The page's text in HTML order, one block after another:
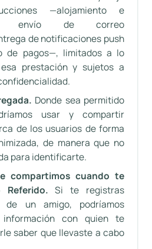
—alojamiento e
envío de correo
de notificaciones push
de pagos—, limitados a lo
prestación y sujetos a
Donde sea permitido
usar y compartir
de los usuarios de forma
de manera que no
para identificarte.
compartimos cuando te
Referido. Si te registras
de un amigo, podríamos
con quien te
saber que llevaste a cabo